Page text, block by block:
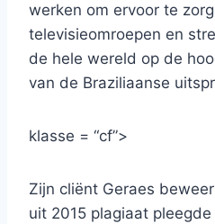
werken om ervoor te
televisieomroepen en
de hele wereld op de
van de Braziliaanse
klasse = “cf”>
Zijn cliënt Geraes
uit 2015 plagiaat